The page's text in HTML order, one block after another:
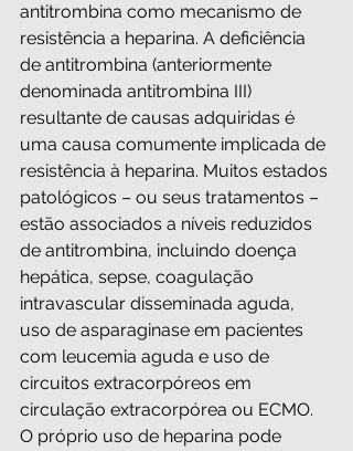
antitrombina como mecanismo de
resistência a heparina. A deficiência
de antitrombina (anteriormente
denominada antitrombina III)
resultante de causas adquiridas é
uma causa comumente implicada de
resistência à heparina. Muitos estados
patológicos – ou seus tratamentos –
estão associados a níveis reduzidos
de antitrombina, incluindo doença
hepática, sepse, coagulação
intravascular disseminada aguda,
uso de asparaginase em pacientes
com leucemia aguda e uso de
circuitos extracorpóreos em
circulação extracorpórea ou ECMO.
O próprio uso de heparina pode